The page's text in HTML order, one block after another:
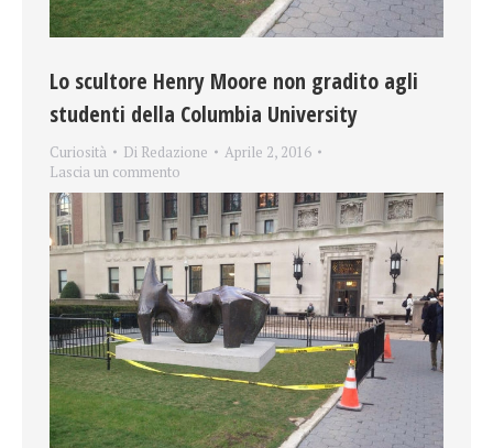
Lo scultore Henry Moore non gradito agli
studenti della Columbia University
Curiosità Di Redazione
Aprile 2, 2016
Lascia un commento